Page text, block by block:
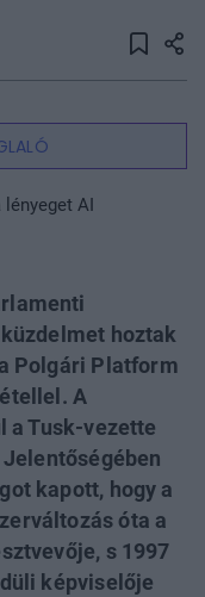
lényeget AI
hoztak
Polgári Platform
A
a Tusk-vezette
kapott, hogy a
óta a
s 1997
képviselője